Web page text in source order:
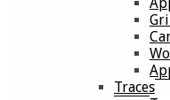
Traces